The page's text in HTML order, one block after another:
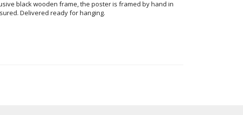
black wooden frame, the poster is framed by hand in
Delivered ready for hanging.